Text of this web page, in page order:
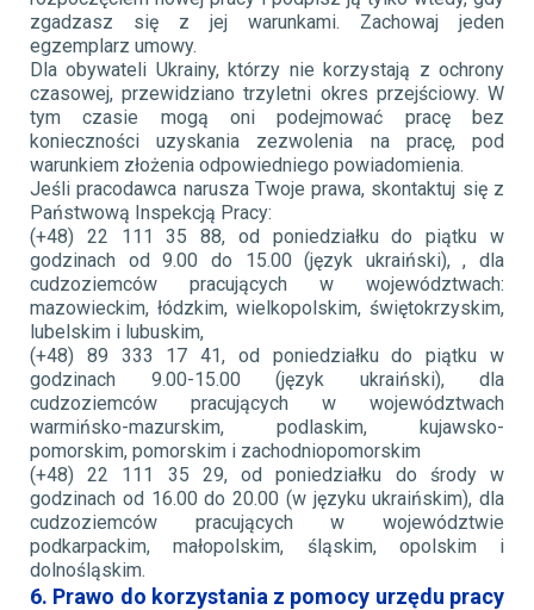
zgadzasz się z jej warunkami. Zachowaj jeden
egzemplarz umowy.
Dla obywateli Ukrainy, którzy nie korzystają z ochrony
czasowej, przewidziano trzyletni okres przejściowy. W
tym czasie mogą oni podejmować pracę bez
konieczności uzyskania zezwolenia na pracę, pod
warunkiem złożenia odpowiedniego powiadomienia.
Jeśli pracodawca narusza Twoje prawa, skontaktuj się z
Państwową Inspekcją Pracy:
(+48) 22 111 35 88, od poniedziałku do piątku w
godzinach od 9.00 do 15.00 (język ukraiński), , dla
cudzoziemców pracujących w województwach:
mazowieckim, łódzkim, wielkopolskim, świętokrzyskim,
lubelskim i lubuskim,
(+48) 89 333 17 41, od poniedziałku do piątku w
godzinach 9.00-15.00 (język ukraiński), dla
cudzoziemców pracujących w województwach
warmińsko-mazurskim, podlaskim, kujawsko-
pomorskim, pomorskim i zachodniopomorskim
(+48) 22 111 35 29, od poniedziałku do środy w
godzinach od 16.00 do 20.00 (w języku ukraińskim), dla
cudzoziemców pracujących w województwie
podkarpackim, małopolskim, śląskim, opolskim i
dolnośląskim.
6. Prawo do korzystania z pomocy urzędu pracy